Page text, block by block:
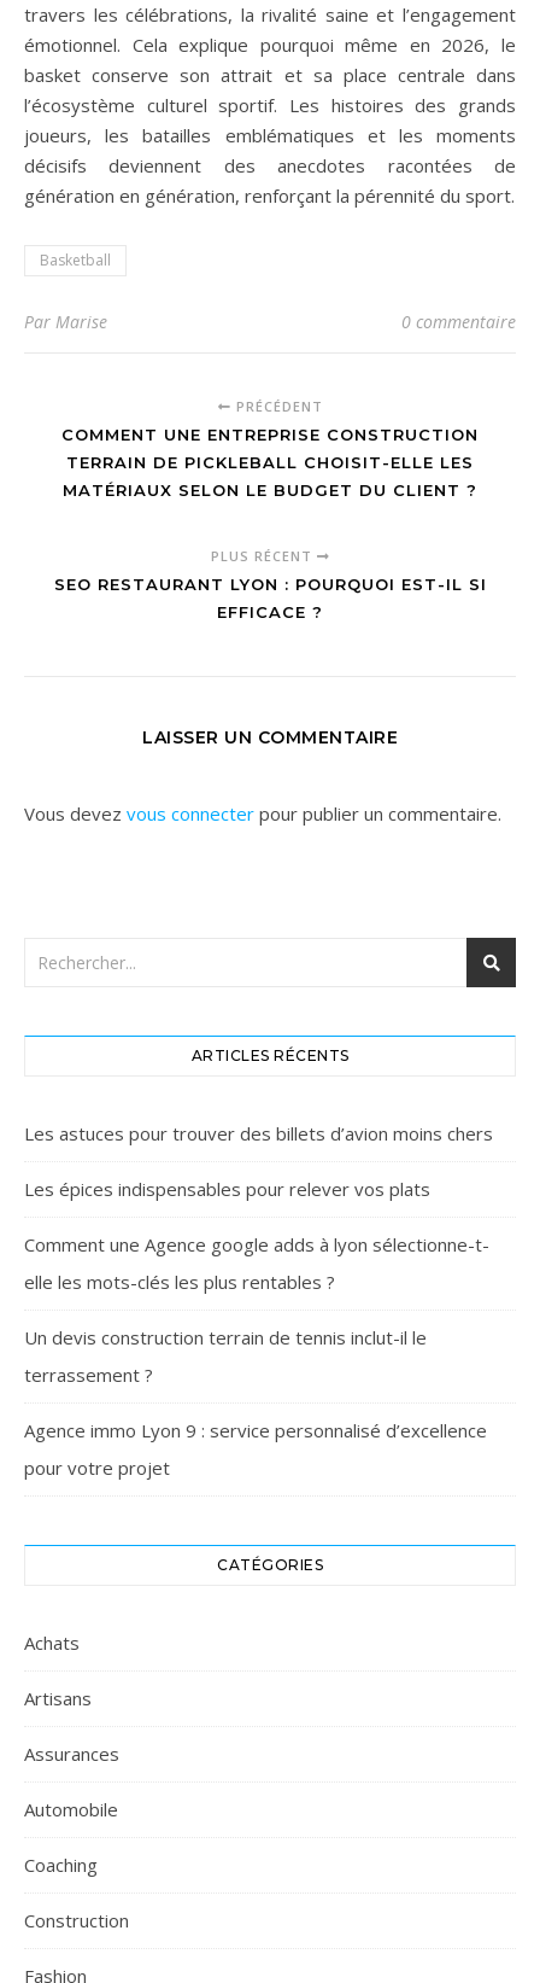
travers les célébrations, la rivalité saine et l’engagement
émotionnel. Cela explique pourquoi même en 2026, le
basket conserve son attrait et sa place centrale dans
l’écosystème culturel sportif. Les histoires des grands
joueurs, les batailles emblématiques et les moments
décisifs deviennent des anecdotes racontées de
génération en génération, renforçant la pérennité du sport.
Basketball
Par Marise 0 commentaire
PRÉCÉDENT
COMMENT UNE ENTREPRISE CONSTRUCTION
TERRAIN DE PICKLEBALL CHOISIT-ELLE LES
MATÉRIAUX SELON LE BUDGET DU CLIENT ?
PLUS RÉCENT
SEO RESTAURANT LYON : POURQUOI EST-IL SI
EFFICACE ?
LAISSER UN COMMENTAIRE
Vous devez vous connecter pour publier un commentaire.
ARTICLES RÉCENTS
Les astuces pour trouver des billets d’avion moins chers
Les épices indispensables pour relever vos plats
Comment une Agence google adds à lyon sélectionne-t-
elle les mots-clés les plus rentables ?
Un devis construction terrain de tennis inclut-il le
terrassement ?
Agence immo Lyon 9 : service personnalisé d’excellence
pour votre projet
CATÉGORIES
Achats
Artisans
Assurances
Automobile
Coaching
Construction
Fashion